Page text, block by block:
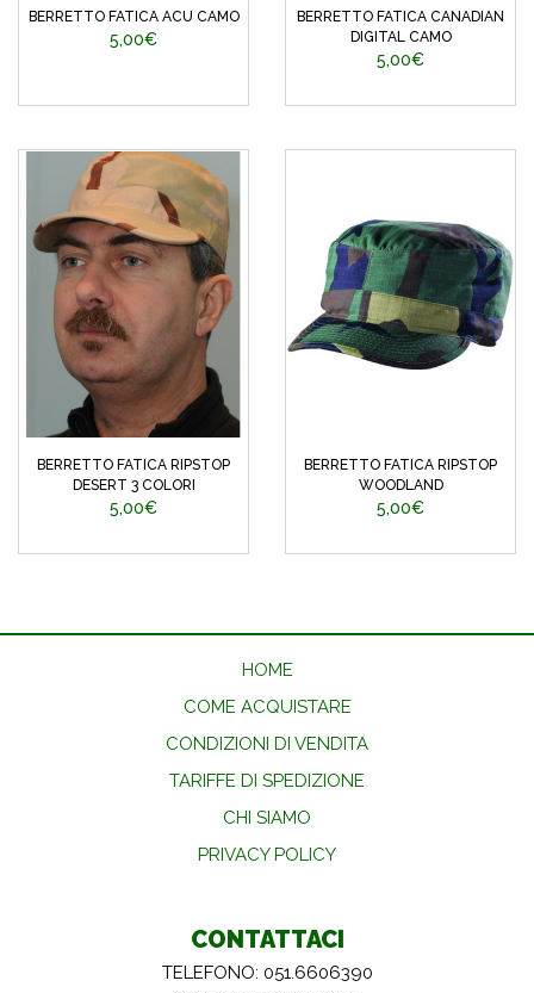
BERRETTO FATICA ACU CAMO
5,00€
BERRETTO FATICA CANADIAN
DIGITAL CAMO
5,00€
BERRETTO FATICA RIPSTOP
DESERT 3 COLORI
5,00€
BERRETTO FATICA RIPSTOP
WOODLAND
5,00€
HOME
COME ACQUISTARE
CONDIZIONI DI VENDITA
TARIFFE DI SPEDIZIONE
CHI SIAMO
PRIVACY POLICY
CONTATTACI
TELEFONO: 051.6606390